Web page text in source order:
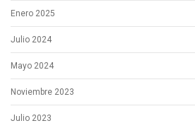
Enero 2025
Julio 2024
Mayo 2024
Noviembre 2023
Julio 2023